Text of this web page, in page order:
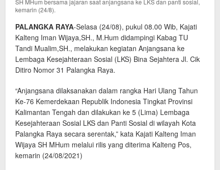
kemarin (24/8).
PALANGKA RAYA-Selasa (24/08), pukul 08.00 Wib, Kajati
Kalteng Iman Wijaya,SH., M.Hum didampingi Kabag TU
Tandi Mualim,SH., melakukan kegiatan Anjangsana ke
Lembaga Kesejahteraan Sosial (LKS) Bina Sejahtera Jl. Cik
Ditiro Nomor 31 Palangka Raya.
“Anjangsana dilaksanakan dalam rangka Hari Ulang Tahun
Ke-76 Kemerdekaan Republik Indonesia Tingkat Provinsi
Kalimantan Tengah dan dilakukan ke 5 (Lima) Lembaga
Kesejahteraan Sosial LKS dan Panti Sosial di wilayah Kota
Palangka Raya secara serentak,” kata Kajati Kalteng Iman
Wijaya SH MHum melalui rilis yang diterima Kalteng Pos,
kemarin (24/08/2021)